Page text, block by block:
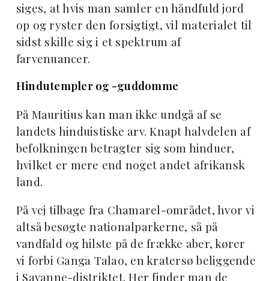
siges, at hvis man samler en håndfuld jord
op og ryster den forsigtigt, vil materialet til
sidst skille sig i et spektrum af
farvenuancer.
Hindutempler og -guddomme
På Mauritius kan man ikke undgå af se
landets hinduistiske arv. Knapt halvdelen af
befolkningen betragter sig som hinduer,
hvilket er mere end noget andet afrikansk
land.
På vej tilbage fra Chamarel-området, hvor vi
altså besøgte nationalparkerne, så på
vandfald og hilste på de frække aber, kører
vi forbi Ganga Talao, en kratersø beliggende
i Savanne-distriktet. Her finder man de